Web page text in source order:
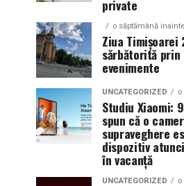
private
o săptămână inainte
Ziua Timișoarei
sărbătorită
evenimente
UNCATEGORIZED
Studiu Xiaomi:
spun că o
supraveghere
dispozitiv
în vacanță
UNCATEGORIZED